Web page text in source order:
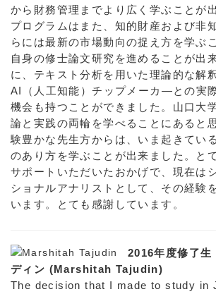
から財務管理までより広く学ぶことが
プログラムはまた、知的財産および非
らには最新の市場動向の捉え方を学ぶ
自身の修士論文研究を進めることが出
に、テキスト分析を用いた理論的な解
AI（人工知能）チップメーカ―との実
機会も持つことができました。山口大
論と実践の両輪を学べることにあると
験豊かな先生方からは、いま起きてい
のあり方を学ぶことが出来ました。と
サポートいただいたおかげで、現在は
ショナルアナリストとして、その経験
います。とても感謝しています。
2016年度修了生
ディン (Marshitah Tajudin)
The decision that I made to study in